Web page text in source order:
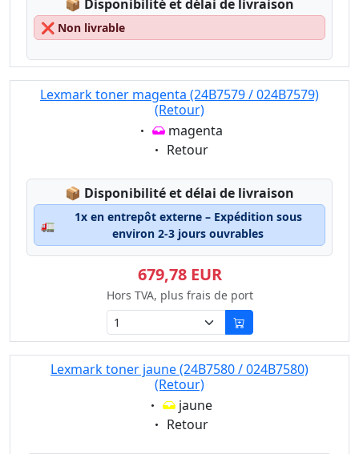
📦 Disponibilité et délai de livraison
❌ Non livrable
Lexmark toner magenta (24B7579 / 024B7579)
(Retour)
Eigenschaft:
magenta
Eigenschaft:
Retour
📦 Lagerstatus:
Disponibilité et délai de livraison
🚛
1x en entrepôt externe – Expédition sous
environ 2-3 jours ouvrables
679,78 EUR
Hors TVA, plus frais de port
Lexmark toner jaune (24B7580 / 024B7580)
(Retour)
Eigenschaft:
jaune
Eigenschaft:
Retour